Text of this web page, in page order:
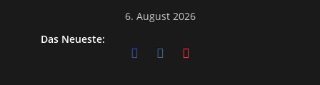
6. August 2026
Das Neueste: